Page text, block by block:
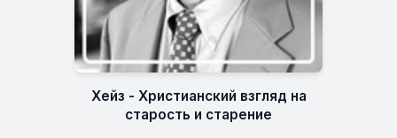
Хейз - Христианский взгляд на
старость и старение